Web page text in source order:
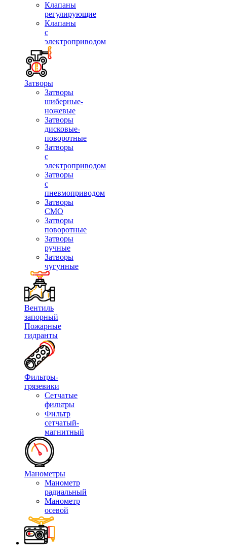
Клапаны
регулирующие
Клапаны
с
электроприводом
Затворы
Затворы
шиберные-
ножевые
Затворы
дисковые-
поворотные
Затворы
с
электроприводом
Затворы
с
пневмоприводом
Затворы
СМО
Затворы
поворотные
Затворы
ручные
Затворы
чугунные
Вентиль
запорный
Пожарные
гидранты
Фильтры-
грязевики
Сетчатые
фильтры
Фильтр
сетчатый-
магнитный
Манометры
Манометр
радиальный
Манометр
осевой